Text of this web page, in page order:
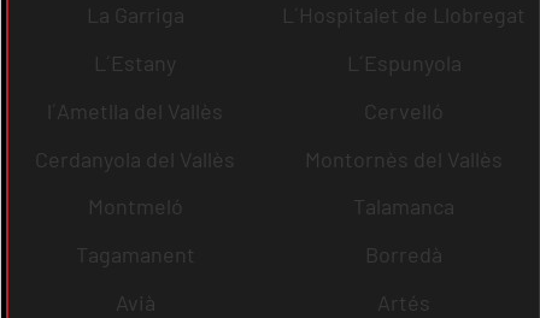
La Garriga
L´Hospitalet de Llobregat
L´Estany
L´Espunyola
l´Ametlla del Vallès
Cervelló
Cerdanyola del Vallès
Montornès del Vallès
Montmeló
Talamanca
Tagamanent
Borredà
Avià
Artés